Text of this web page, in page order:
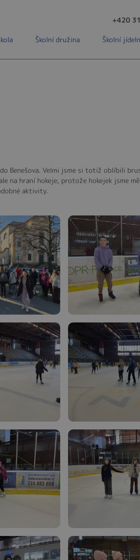
+420
Školní družina Školní
Benešova. Velmi jsme si totiž oblíbili
na hraní hokeje, protože hokejek jsme
aktivity.